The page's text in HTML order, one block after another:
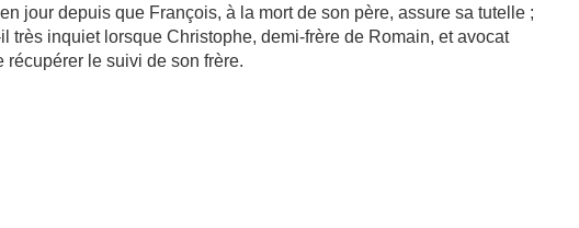
jour depuis que François, à la mort de son père, assure sa tutelle ;
très inquiet lorsque Christophe, demi-frère de Romain, et avocat
récupérer le suivi de son frère.